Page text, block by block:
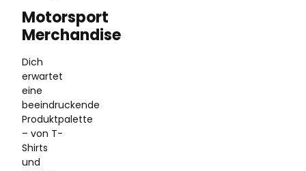
Motorsport
Merchandise
Dich
erwartet
eine
beeindruckende
Produktpalette
– von T-
Shirts
und